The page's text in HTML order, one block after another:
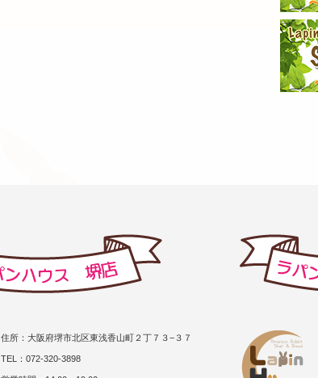
住所：大阪府堺市北区東浅香山町２丁７３−３７
TEL：072-320-3898